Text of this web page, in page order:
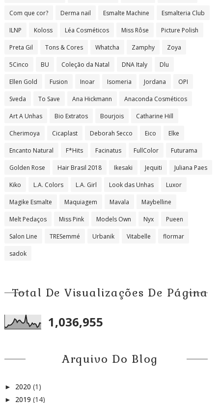
Com que cor? Derma nail Esmalte Machine Esmalteria Club
ILNP Koloss Léa Cosméticos Miss Rôse Picture Polish
Preta Gil Tons & Cores Whatcha Zamphy Zoya
5Cinco BU Coleção da Natal DNA Italy Dlu
Ellen Gold Fusion Inoar Isomeria Jordana OPI
Sveda To Save Ana Hickmann Anaconda Cosméticos
Art A Unhas Bio Extratos Bourjois Catharine Hill
Cherimoya Cicaplast Deborah Secco Eico Elke
Encanto Natural F*Hits Facinatus FullColor Futurama
Golden Rose Hair Brasil 2018 Ikesaki Jequiti Juliana Paes
Kiko L.A. Colors L.A. Girl Look das Unhas Luxor
Magike Esmalte Maquiagem Mavala Maybelline
Melt Pedaços Miss Pink Models Own Nyx Pueen
Salon Line TRESemmé Urbanik Vitabelle flormar
sadok
Total De Visualizações De Página
1,036,955
Arquivo Do Blog
► 2020 (1)
► 2019 (14)